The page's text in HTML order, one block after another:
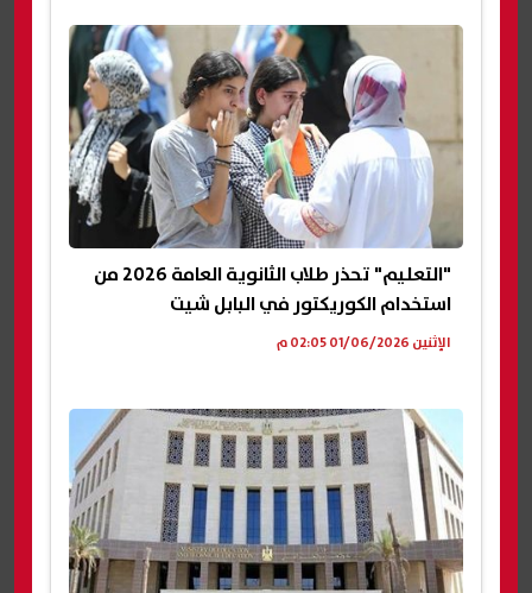
"التعليم" تحذر طلاب الثانوية العامة 2026 من
استخدام الكوريكتور في البابل شيت
الإثنين 01/06/2026 02:05 م